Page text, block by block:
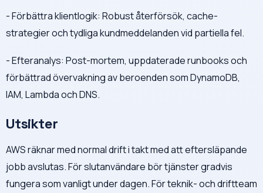
- Förbättra klientlogik: Robust återförsök, cache-
strategier och tydliga kundmeddelanden vid partiella fel.
- Efteranalys: Post-mortem, uppdaterade runbooks och
förbättrad övervakning av beroenden som DynamoDB,
IAM, Lambda och DNS.
Utsikter
AWS räknar med normal drift i takt med att eftersläpande
jobb avslutas. För slutanvändare bör tjänster gradvis
fungera som vanligt under dagen. För teknik- och driftteam